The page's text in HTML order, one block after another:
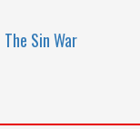
The Sin War